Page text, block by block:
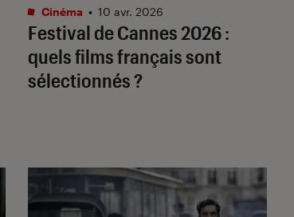
Festival de Cannes 2026 :
quels films français sont
sélectionnés ?
Cinéma • 10 avr. 2026